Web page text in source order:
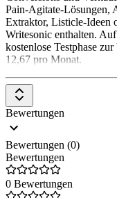
Pain-Agitate-Lösungen,
Extraktor, Listicle-Ideen
Writesonic enthalten.
kostenlose Testphase
12,67 pro Monat.
Bewertungen
Bewertungen (0)
Bewertungen
0 Bewertungen